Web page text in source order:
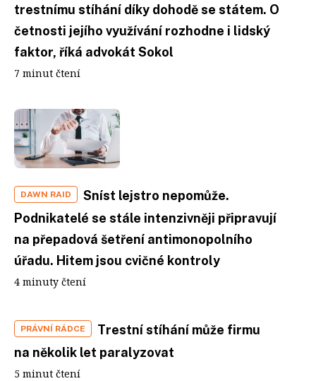
trestnímu stíhání díky dohodě se státem. O
četnosti jejího využívání rozhodne i lidský
faktor, říká advokát Sokol
7 minut čtení
DAWN RAID
Sníst lejstro nepomůže.
Podnikatelé se stále intenzivněji připravují
na přepadová šetření antimonopolního
úřadu. Hitem jsou cvičné kontroly
4 minuty čtení
PRÁVNÍ RÁDCE
Trestní stíhání může firmu
na několik let paralyzovat
5 minut čtení